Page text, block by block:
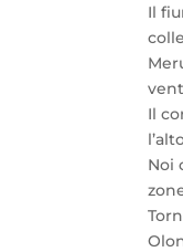
Il
Il
Noi